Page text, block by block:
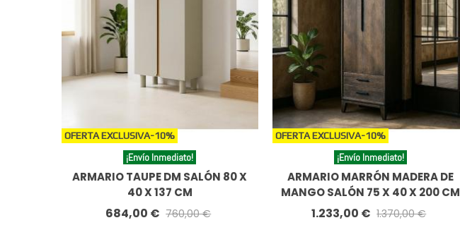
OFERTA EXCLUSIVA-10%
¡Envío Inmediato!
ARMARIO TAUPE DM SALÓN 80 X
40 X 137 CM
684,00 € 760,00 €
OFERTA EXCLUSIVA-10%
¡Envío Inmediato!
ARMARIO MARRÓN MADERA DE
MANGO SALÓN 75 X 40 X 200 CM
1.233,00 € 1.370,00 €